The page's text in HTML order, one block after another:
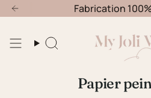
Passer
au
de
30 Août Offre nouvelle
Fabrication
Recherche
Papier